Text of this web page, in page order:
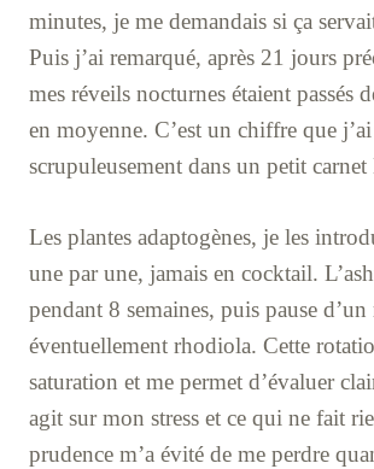
minutes, je me demandais si ça
Puis j’ai remarqué, après 21 jours
mes réveils nocturnes étaient passés
en moyenne. C’est un chiffre que
scrupuleusement dans un petit
Les plantes adaptogènes, je les
une par une, jamais en cocktail.
pendant 8 semaines, puis pause
éventuellement rhodiola. Cette
saturation et me permet d’évaluer
agit sur mon stress et ce qui ne fait
prudence m’a évité de me perdre